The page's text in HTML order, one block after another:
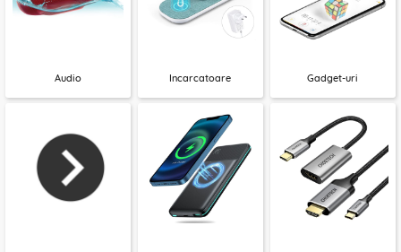
Audio Incarcatoare Gadget-uri